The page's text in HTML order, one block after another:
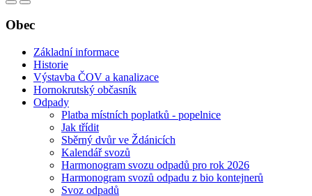
Obec
Základní informace
Historie
Výstavba ČOV a kanalizace
Hornokrutský občasník
Odpady
Platba místních poplatků - popelnice
Jak třídit
Sběrný dvůr ve Ždánicích
Kalendář svozů
Harmonogram svozu odpadů pro rok 2026
Harmonogram svozů odpadu z bio kontejnerů
Svoz odpadů